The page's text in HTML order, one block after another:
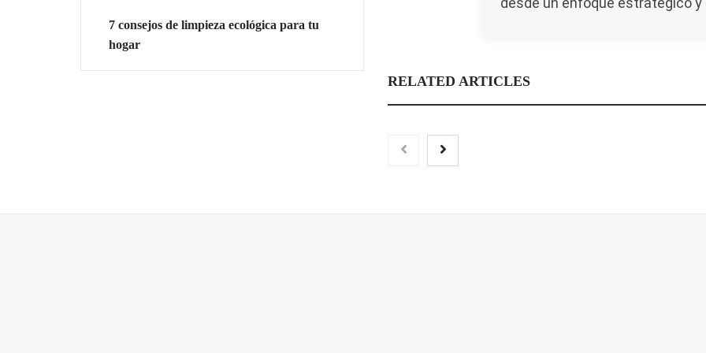
RELATED ARTICLES
7 consejos de limpieza ecológica para tu
hogar